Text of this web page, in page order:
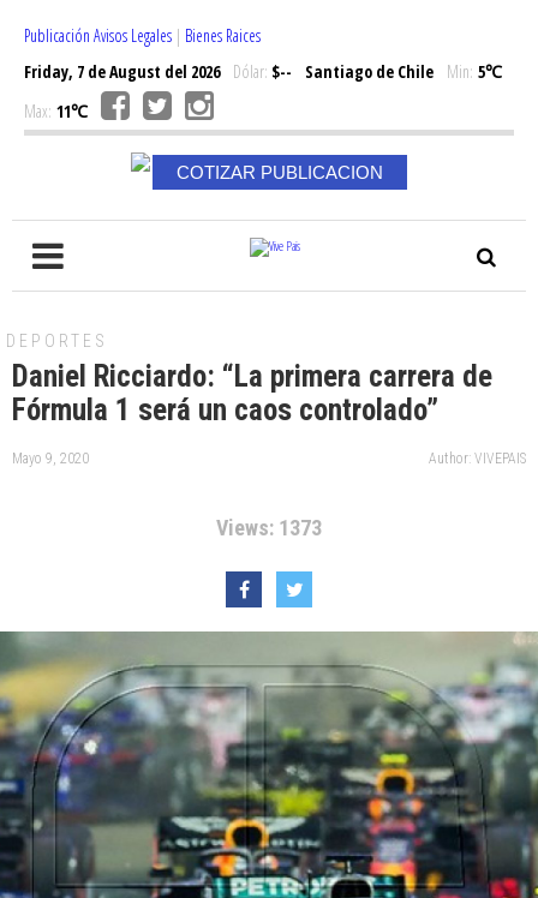
Publicación Avisos Legales | Bienes Raices
Friday, 7 de August del 2026Dólar: $-- Santiago de Chile Min: 5℃
Max: 11℃
COTIZAR PUBLICACION
DEPORTES
Daniel Ricciardo: “La primera carrera de
Fórmula 1 será un caos controlado”
Mayo 9, 2020 Author: VIVEPAIS
Views: 1373